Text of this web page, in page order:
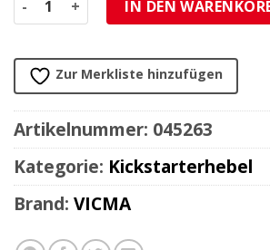
IN DEN
Zur Merkliste hinzufügen
Artikelnummer: 045263
Kategorie: Kickstarterhebel
Brand: VICMA